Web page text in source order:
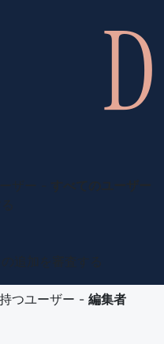
つユーザー - 編集者